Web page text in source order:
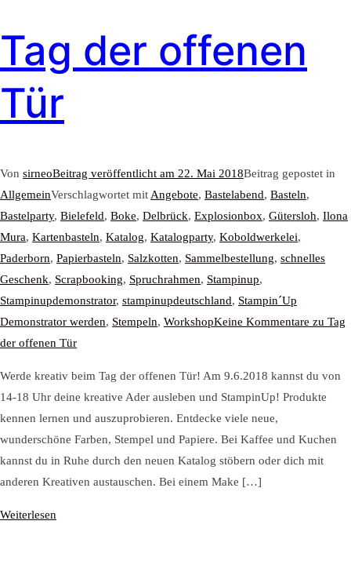
Tag der offenen
Tür
Von sirneoBeitrag veröffentlicht am 22. Mai 2018Beitrag gepostet in
AllgemeinVerschlagwortet mit Angebote, Bastelabend, Basteln,
Bastelparty, Bielefeld, Boke, Delbrück, Explosionbox, Gütersloh, Ilona
Mura, Kartenbasteln, Katalog, Katalogparty, Koboldwerkelei,
Paderborn, Papierbasteln, Salzkotten, Sammelbestellung, schnelles
Geschenk, Scrapbooking, Spruchrahmen, Stampinup,
Stampinupdemonstrator, stampinupdeutschland, Stampin´Up
Demonstrator werden, Stempeln, WorkshopKeine Kommentare zu Tag
der offenen Tür
Werde kreativ beim Tag der offenen Tür! Am 9.6.2018 kannst du von
14-18 Uhr deine kreative Ader ausleben und StampinUp! Produkte
kennen lernen und auszuprobieren. Entdecke viele neue,
wunderschöne Farben, Stempel und Papiere. Bei Kaffee und Kuchen
kannst du in Ruhe durch den neuen Katalog stöbern oder dich mit
anderen Kreativen austauschen. Bei einem Make […]
Weiterlesen